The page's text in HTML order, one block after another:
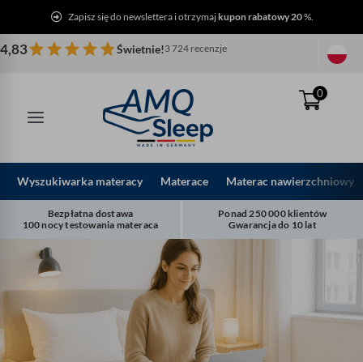
treści
Zapisz się do newslettera i otrzymajkupon rabatowy 20%.
4,83 Świetnie!3 724 recenzje
0
Wyszukiwarka materacy Materace Materac nawierzchniowy
Bezpłatna dostawa
100 nocy testowania materaca
Ponad 250 000 klientów
Gwarancja do 10 lat